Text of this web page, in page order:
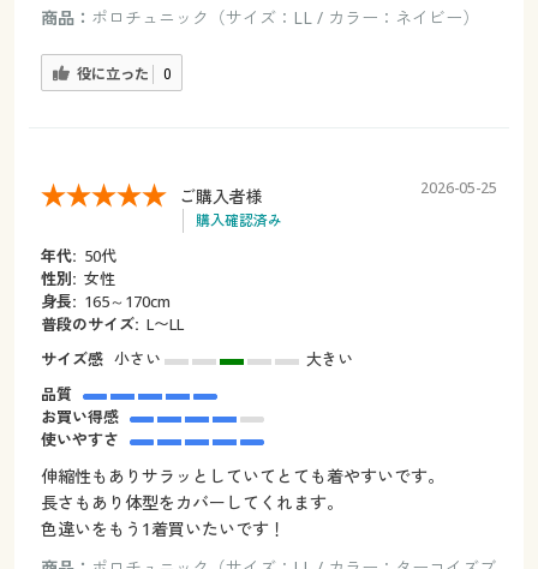
商品： ポロチュニック（サイズ：LL / カラー：ネイビー）
役に立った 0
ご購入者様
購入確認済み
2026-05-25
年代: 50代
性別: 女性
身長: 165～170cm
普段のサイズ: L〜LL
サイズ感 小さい
大きい
品質
お買い得感
使いやすさ
伸縮性もありサラッとしていてとても着やすいです。
長さもあり体型をカバーしてくれます。
色違いをもう1着買いたいです！